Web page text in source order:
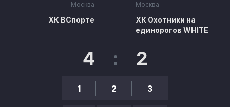
Москва
ХК ВСпорте
4 : 2
1 2 3
Москва
ХК Охотники на
единорогов WHITE